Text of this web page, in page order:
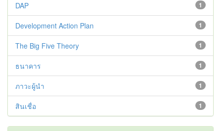
1
DAP
1
Development Action Plan
1
The Big Five Theory
1
ธนาคาร
1
ภาวะผู้นำ
1
สินเชื่อ